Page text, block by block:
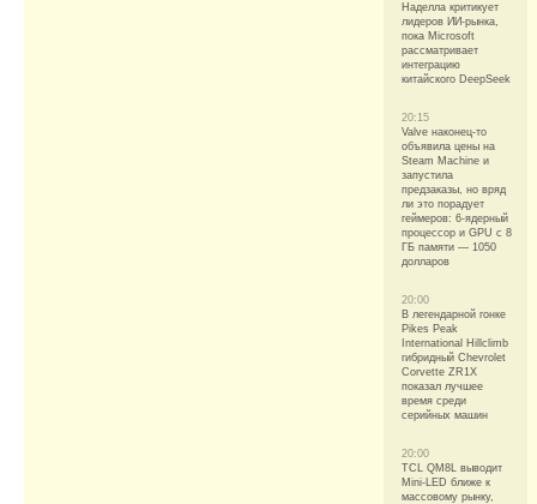
Наделла критикует
лидеров ИИ-рынка,
пока Microsoft
рассматривает
интеграцию
китайского DeepSeek
20:15
Valve наконец-то
объявила цены на
Steam Machine и
запустила
предзаказы, но вряд
ли это порадует
геймеров: 6-ядерный
процессор и GPU с 8
ГБ памяти — 1050
долларов
20:00
В легендарной гонке
Pikes Peak
International Hillclimb
гибридный Chevrolet
Corvette ZR1X
показал лучшее
время среди
серийных машин
20:00
TCL QM8L выводит
Mini-LED ближе к
массовому рынку,